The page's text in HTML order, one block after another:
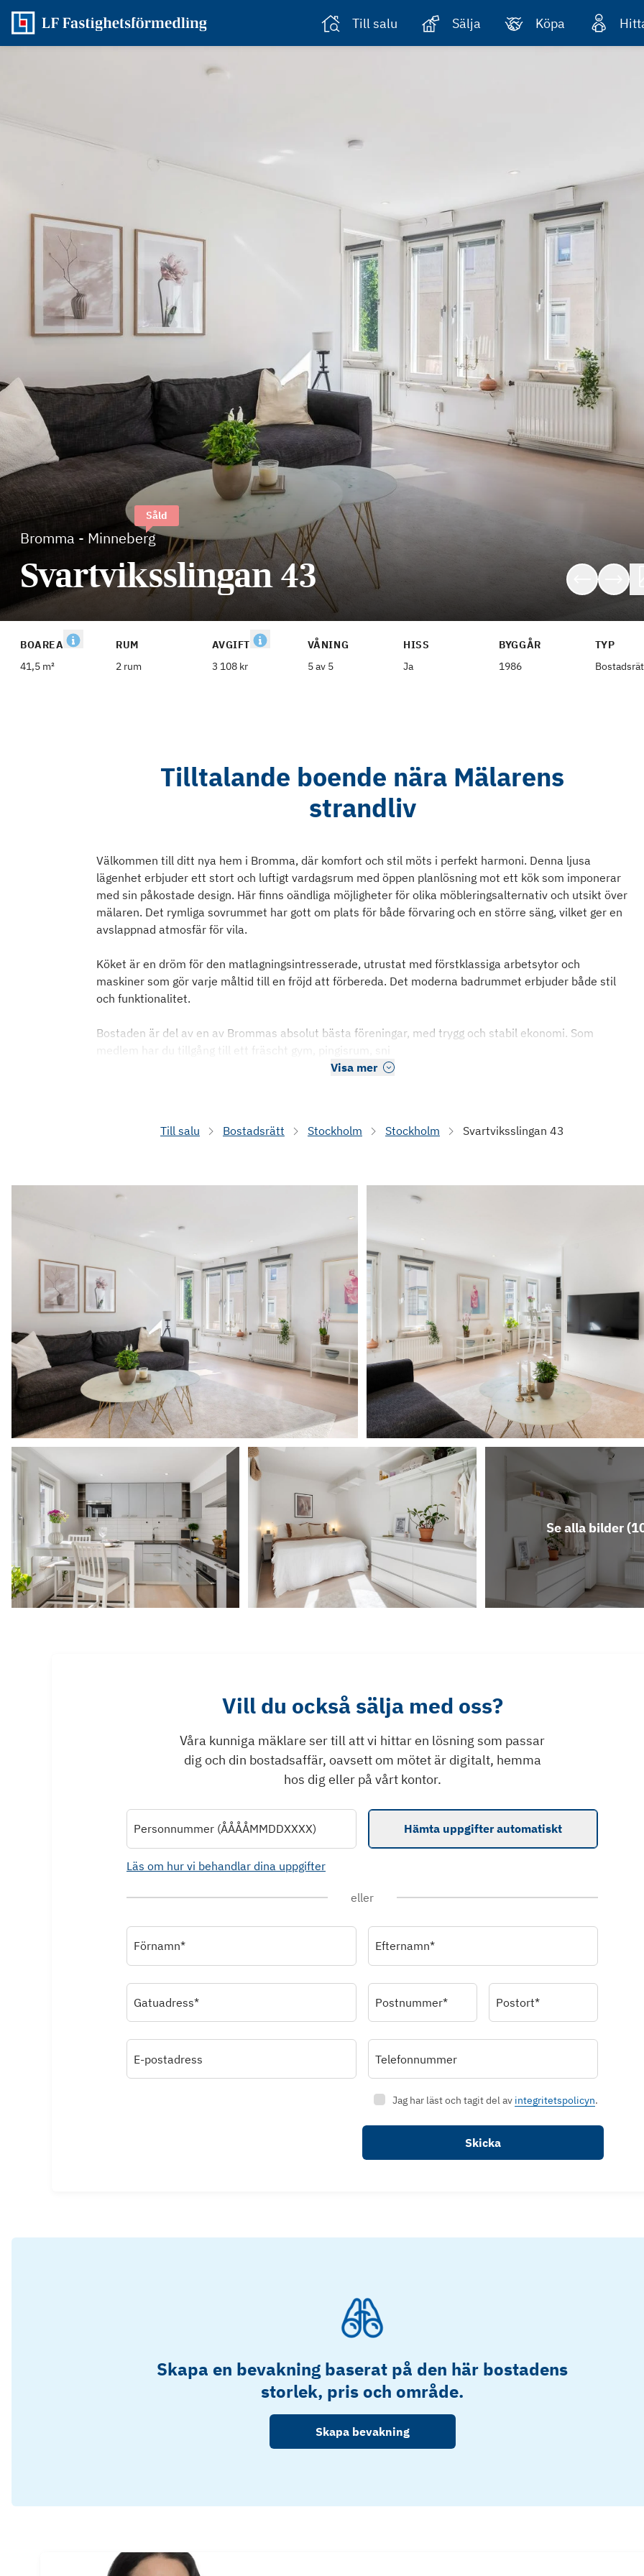
Till salu Sälja Köpa
Bromma - Minneberg
Såld
Svartviksslingan 43
BOAREA
41,5 m²
RUM
2 rum
AVGIFT
3 108 kr
VÅNING
5 av 5
HISS
Ja
BYGGÅR
1986
TYP
Tilltalande boende nära Mälarens
strandliv
Välkommen till ditt nya hem i Bromma, där komfort och stil möts i perfekt harmoni. Denna ljusa
lägenhet erbjuder ett stort och luftigt vardagsrum med öppen planlösning mot ett kök som imponerar
med sin påkostade design. Här finns oändliga möjligheter för olika möbleringsalternativ och utsikt över
mälaren. Det rymliga sovrummet har gott om plats för både förvaring och en större säng, vilket ger en
avslappnad atmosfär för vila.
Köket är en dröm för den matlagningsintresserade, utrustat med förstklassiga arbetsytor och
maskiner som gör varje måltid till en fröjd att förbereda. Det moderna badrummet erbjuder både stil
och funktionalitet.
Bostaden är del av en av Brommas absolut bästa föreningar, med trygg och stabil ekonomi. Som
medlem har du tillgång till ett fräscht gym, pingisrum, sni
Visa mer
Till salu Bostadsrätt Stockholm Stockholm Svartviksslingan 43
Se alla bilder (
Vill du också sälja med oss?
Våra kunniga mäklare ser till att vi hittar en lösning som passar
dig och din bostadsaffär, oavsett om mötet är digitalt, hemma
hos dig eller på vårt kontor.
Personnummer (ÅÅÅÅMMDDXXXX) Hämta uppgifter automatiskt
Läs om hur vi behandlar dina uppgifter
eller
Förnamn* Efternamn*
Gatuadress* Postnummer* Postort*
E-postadress Telefonnummer
Jag har läst och tagit del av integritetspolicyn.
Skicka
Skapa en bevakning baserat på den här bostadens
storlek, pris och område.
Skapa bevakning